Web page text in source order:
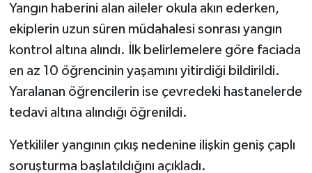
Yangın haberini alan aileler okula akın ederken,
ekiplerin uzun süren müdahalesi sonrası yangın
kontrol altına alındı. İlk belirlemelere göre faciada
en az 10 öğrencinin yaşamını yitirdiği bildirildi.
Yaralanan öğrencilerin ise çevredeki hastanelerde
tedavi altına alındığı öğrenildi.
Yetkililer yangının çıkış nedenine ilişkin geniş çaplı
soruşturma başlatıldığını açıkladı.